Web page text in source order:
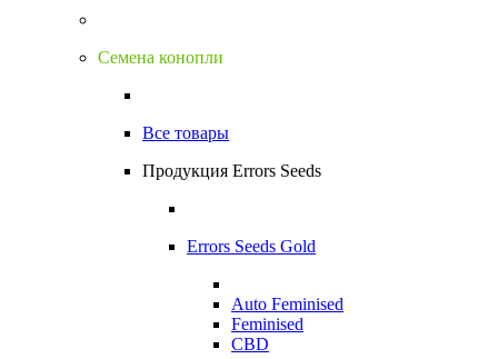
Семена конопли
Все товары
Продукция Errors Seeds
Errors Seeds Gold
Auto Feminised
Feminised
CBD